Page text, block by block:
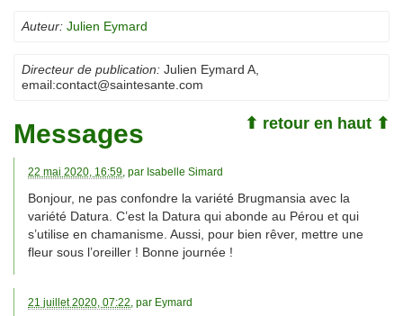
Auteur: Julien Eymard
Directeur de publication: Julien Eymard A
email:contact@saintesante.com
⬆ retour en haut ⬆
Messages
22 mai 2020, 16:59, par Isabelle Simard
Bonjour, ne pas confondre la variété Brugmansia avec la
variété Datura. C’est la Datura qui abonde au Pérou et qui
s’utilise en chamanisme. Aussi, pour bien rêver, mettre une
fleur sous l’oreiller ! Bonne journée !
21 juillet 2020, 07:22, par Eymard